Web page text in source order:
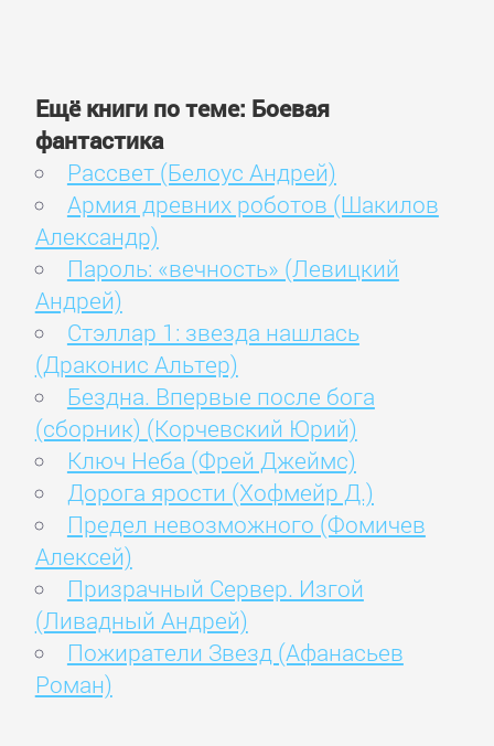
Ещё книги по теме: Боевая
фантастика
Рассвет (Белоус Андрей)
Армия древних роботов (Шакилов
Александр)
Пароль: «вечность» (Левицкий
Андрей)
Стэллар 1: звезда нашлась
(Драконис Альтер)
Бездна. Впервые после бога
(сборник) (Корчевский Юрий)
Ключ Неба (Фрей Джеймс)
Дорога ярости (Хофмейр Д.)
Предел невозможного (Фомичев
Алексей)
Призрачный Сервер. Изгой
(Ливадный Андрей)
Пожиратели Звезд (Афанасьев
Роман)